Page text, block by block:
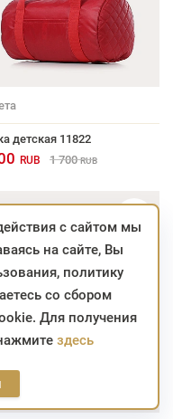
детская 11822
RUB 1 700 RUB
с сайтом мы
на сайте, Вы
политику
со сбором
Для получения
здесь